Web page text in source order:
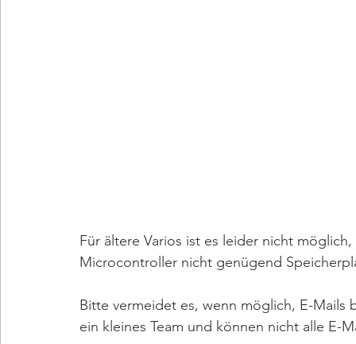
Für ältere Varios ist es leider nicht
Microcontroller nicht genügend
Bitte vermeidet es, wenn möglich, E-
ein kleines Team und können nicht alle E-